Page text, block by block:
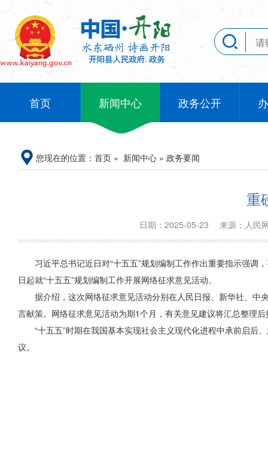
首页 新闻中心 政务公开
您现在的位置： 首页 » 新闻中心 » 政务要闻
重
日期：2025-05-23 来源：人
习近平总书记近日对“十五五”规划编制工作作出重要指示强
日起就“十五五”规划编制工作开展网络征求意见活动。
据介绍，这次网络征求意见活动分别在人民日报、新华社、中
言献策。网络征求意见活动为期1个月，有关意见建议将汇总整理
“十五五”时期在我国基本实现社会主义现代化进程中承前启后
议。